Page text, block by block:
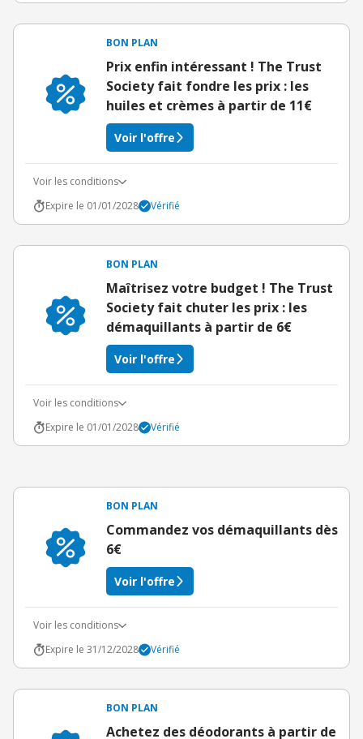
BON PLAN
Prix enfin intéressant ! The Trust
Society fait fondre les prix : les
huiles et crèmes à partir de 11€
Voir l'offre
Voir les conditions
Expire le 01/01/2028
Vérifié
BON PLAN
Maîtrisez votre budget ! The Trust
Society fait chuter les prix : les
démaquillants à partir de 6€
Voir l'offre
Voir les conditions
Expire le 01/01/2028
Vérifié
BON PLAN
Commandez vos démaquillants dès
6€
Voir l'offre
Voir les conditions
Expire le 31/12/2028
Vérifié
BON PLAN
Achetez des déodorants à partir de